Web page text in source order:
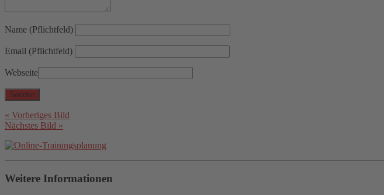
Name (Pflichtfeld)
Email (Pflichtfeld)
Webseite
« Vorheriges Bild
Nächstes Bild »
Weitere Informationen